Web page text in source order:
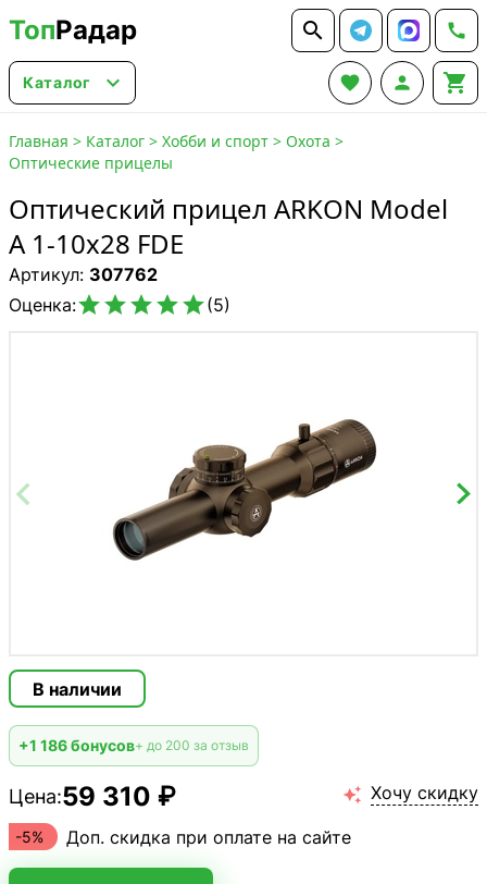
ТопРадар  
Каталог    
Главная > Каталог > Хобби и спорт > Охота >
Оптические прицелы
Оптический прицел ARKON Model
A 1-10х28 FDE
Артикул: 307762
Оценка:(5)
В наличии
+1 186 бонусов+ до 200 за отзыв
Цена:59 310 ₽  Хочу скидку
-5% Доп. скидка при оплате на сайте